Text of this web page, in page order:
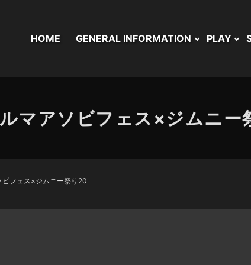
HOME GENERAL INFORMATION PLAY
マアソビフェス×ジムニー
ビフェス×ジムニー祭り20